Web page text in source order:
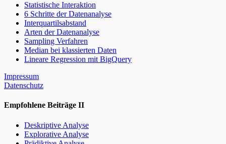
Statistische Interaktion
6 Schritte der Datenanalyse
Interquartilsabstand
Arten der Datenanalyse
Sampling Verfahren
Median bei klassierten Daten
Lineare Regression mit BigQuery
Impressum
Datenschutz
Empfohlene Beiträge II
Deskriptive Analyse
Explorative Analyse